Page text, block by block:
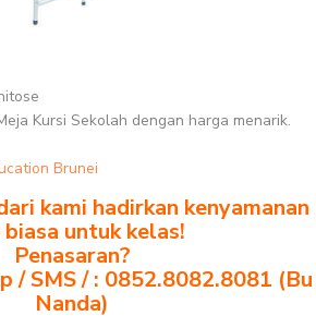
Kursi Sekolah dengan harga menarik.
Brunei
kami hadirkan kenyamanan
untuk kelas!
Penasaran?
/ SMS / : 0852.8082.8081 (Bu
Nanda)